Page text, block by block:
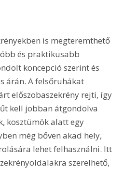
is megteremthető
és praktikusabb
koncepció szerint és
árán. A felsőruhákat
előszobaszekrény rejti, így
kell jobban átgondolva
kosztümök alatt egy
még bőven akad hely,
lehet felhasználni. Itt
szerelhető,